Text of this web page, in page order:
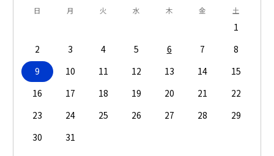
日 月 火 水 木 金 土
1
2
3 4 5 6 7
8
9
10 11 12 13 14
15
16
17 18 19 20 21
22
23
24 25 26 27 28
29
30
31